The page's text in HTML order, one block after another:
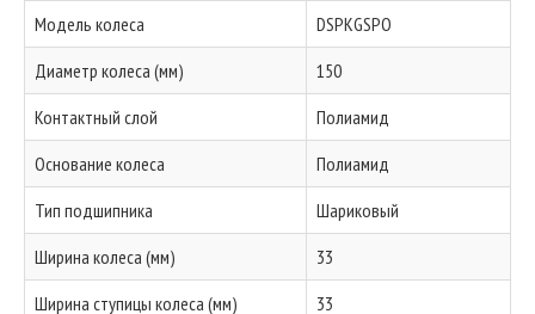
Модель колеса
DSPKGSPO
Диаметр колеса (мм)
150
Контактный слой
Полиамид
Основание колеса
Полиамид
Тип подшипника
Шариковый
Ширина колеса (мм)
33
Ширина ступицы колеса (мм)
33